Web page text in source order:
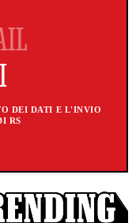
DEI DATI E L'INVIO
RS